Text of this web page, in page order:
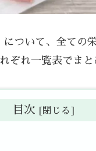
ついて、全ての
ぞれ一覧表でまと
目次